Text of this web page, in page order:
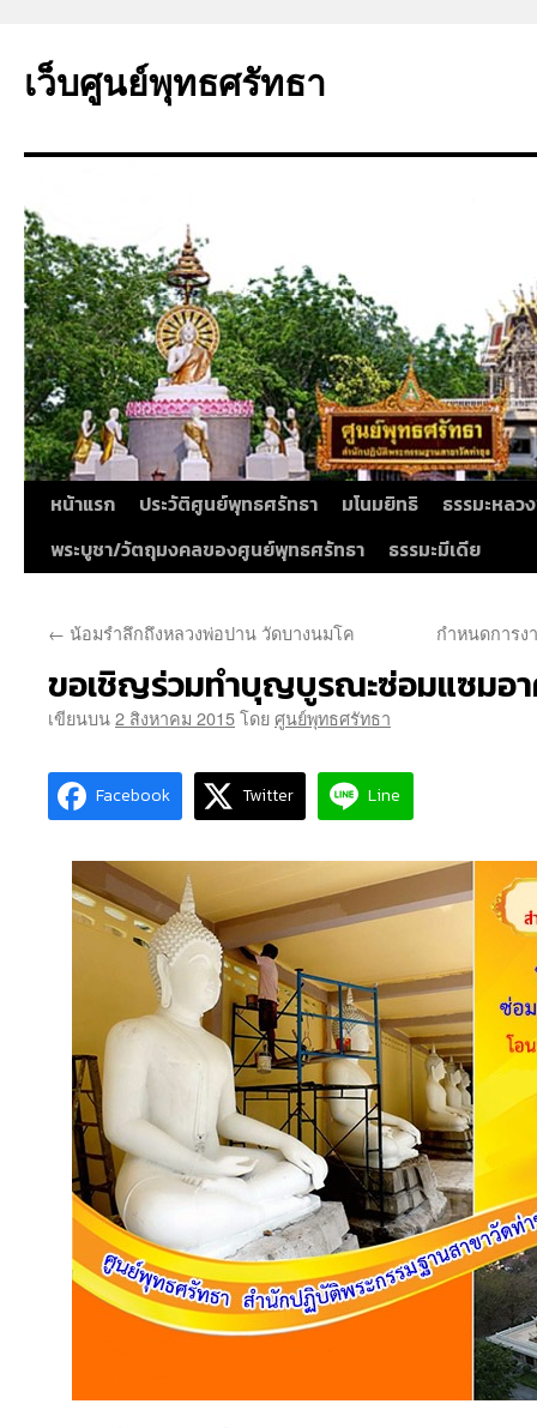
ยัง
เว็บศูนย์พุทธศรัทธา
หน้าแรก ประวัติศูนย์พุทธศรัทธา มโนมยิทธิ
ธรรมะหลว
พระบูชา/วัตถุมงคลของศูนย์พุทธศรัทธา
ธรรมะมีเดีย
← น้อมรำลึกถึงหลวงพ่อปาน วัดบางนมโค กำหนดการ
ขอเชิญร่วมทำบุญบูรณะซ่อมแซมอา
เขียนบน2 สิงหาคม 2015โดยศูนย์พุทธศรัทธา
Facebook Twitter Line